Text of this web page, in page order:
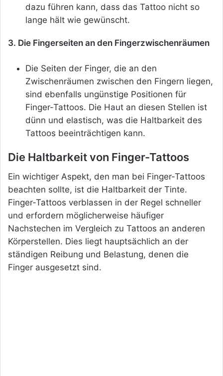
dazu führen kann, dass das Tattoo nicht so
lange hält wie gewünscht.
3. Die Fingerseiten an den Fingerzwischenräumen
Die Seiten der Finger, die an den
Zwischenräumen zwischen den Fingern liegen,
sind ebenfalls ungünstige Positionen für
Finger-Tattoos. Die Haut an diesen Stellen ist
dünn und elastisch, was die Haltbarkeit des
Tattoos beeinträchtigen kann.
Die Haltbarkeit von Finger-Tattoos
Ein wichtiger Aspekt, den man bei Finger-Tattoos
beachten sollte, ist die Haltbarkeit der Tinte.
Finger-Tattoos verblassen in der Regel schneller
und erfordern möglicherweise häufiger
Nachstechen im Vergleich zu Tattoos an anderen
Körperstellen. Dies liegt hauptsächlich an der
ständigen Reibung und Belastung, denen die
Finger ausgesetzt sind.